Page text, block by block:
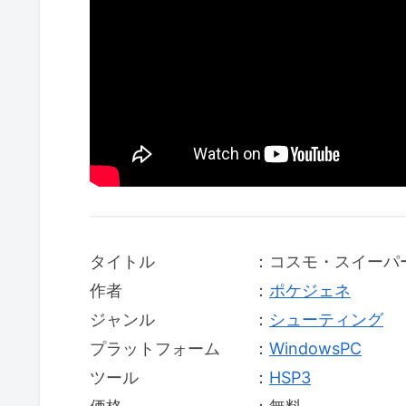
タイトル ：コスモ・スイーパ
作者 ： ポケジェネ
ジャンル ： シューティング
プラットフォーム ： WindowsPC
ツール ： HSP3